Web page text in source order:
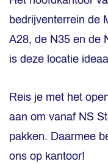
bedrijventerrein de
A28, de N35 en de
is deze locatie
Reis je met het
aan om vanaf NS
pakken. Daarmee
ons op kantoor!